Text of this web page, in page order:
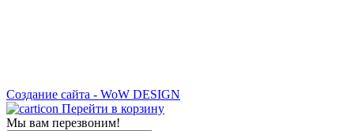
Создание сайта - WoW DESIGN
Перейти в корзину
Мы вам перезвоним!